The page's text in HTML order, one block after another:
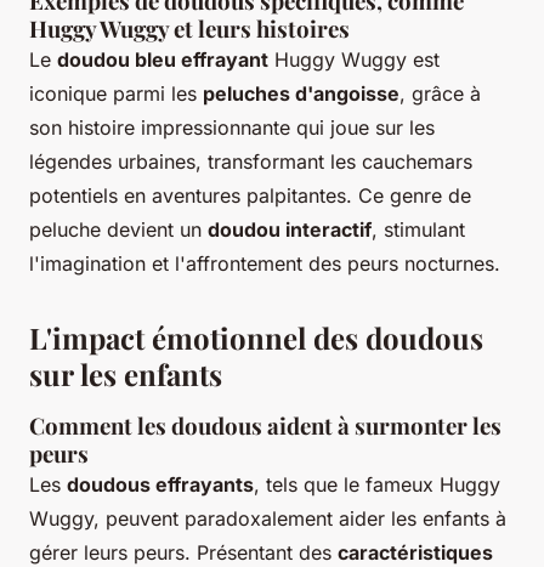
Huggy Wuggy et leurs histoires
Le doudou bleu effrayant Huggy Wuggy est
iconique parmi les peluches d'angoisse, grâce à
son histoire impressionnante qui joue sur les
légendes urbaines, transformant les cauchemars
potentiels en aventures palpitantes. Ce genre de
peluche devient un doudou interactif, stimulant
l'imagination et l'affrontement des peurs nocturnes.
L'impact émotionnel des doudous
sur les enfants
Comment les doudous aident à surmonter les
peurs
Les doudous effrayants, tels que le fameux Huggy
Wuggy, peuvent paradoxalement aider les enfants à
gérer leurs peurs. Présentant des caractéristiques